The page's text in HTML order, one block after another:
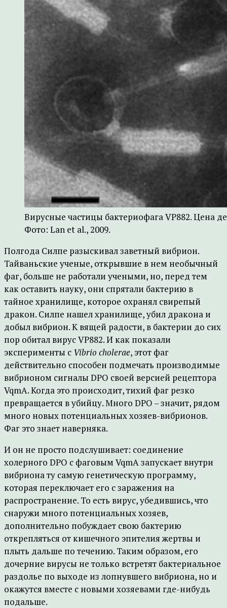
Вирусные частицы бактериофага VP882. Цена
Фото: Lan et al., 2009.
Полгода Силпе разыскивал заветный вибрион.
Тайваньские ученые, открывшие в нем необычный
фаг, больше не работали учеными, но, перед тем
как оставить науку, они спрятали бактерию в
тайное хранилище, которое охранял свирепый
дракон. Силпе нашел хранилище, убил дракона и
добыл вибрион. К вящей радости, в бактерии до сих
пор обитал вирус VP882. И как показали
эксперименты с Vibrio cholerae, этот фаг
действительно способен подмечать производимые
вибрионом сигналы DPO своей версией рецептора
VqmA. Когда это происходит, тихий фаг резко
превращается в убийцу. Много DPO – значит, рядом
много новых потенциальных хозяев-вибрионов.
Фаг это знает наверняка.
И он не просто подслушивает: соединение
холерного DPO с фаговым VqmA запускает внутри
вибриона ту самую генетическую программу,
которая переключает его с заражения на
распространение. То есть вирус, убедившись, что
снаружи много потенциальных хозяев,
дополнительно побуждает свою бактерию
открепляться от кишечного эпителия жертвы и
плыть дальше по течению. Таким образом, его
дочерние вирусы не только встретят бактериальное
раздолье по выходе из лопнувшего вибриона, но и
окажутся вместе с новыми хозяевами где-нибудь
подальше.